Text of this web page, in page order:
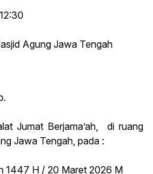
Agung Jawa Tengah
Jumat Berjama’ah, di ruang
Jawa Tengah, pada :
1447 H / 20 Maret 2026 M